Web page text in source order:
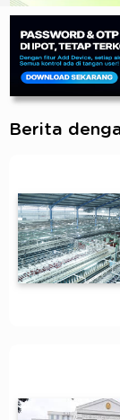
Berita